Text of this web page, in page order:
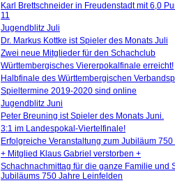
Karl Brettschneider in Freudenstadt mit 6,0
11
Jugendblitz Juli
Dr. Markus Kottke ist Spieler des Monats Juli
Zwei neue Mitglieder für den Schachclub
Württembergisches Viererpokalfinale erreicht!
Halbfinale des Württembergischen
Spieltermine 2019-2020 sind online
Jugendblitz Juni
Peter Breuning ist Spieler des Monats Juni.
3:1 im Landespokal-Viertelfinale!
Erfolgreiche Veranstaltung zum Jubiläum
+ Mitglied Klaus Gabriel verstorben +
Schachnachmittag für die ganze Familie und
Jubiläums 750 Jahre Leinfelden